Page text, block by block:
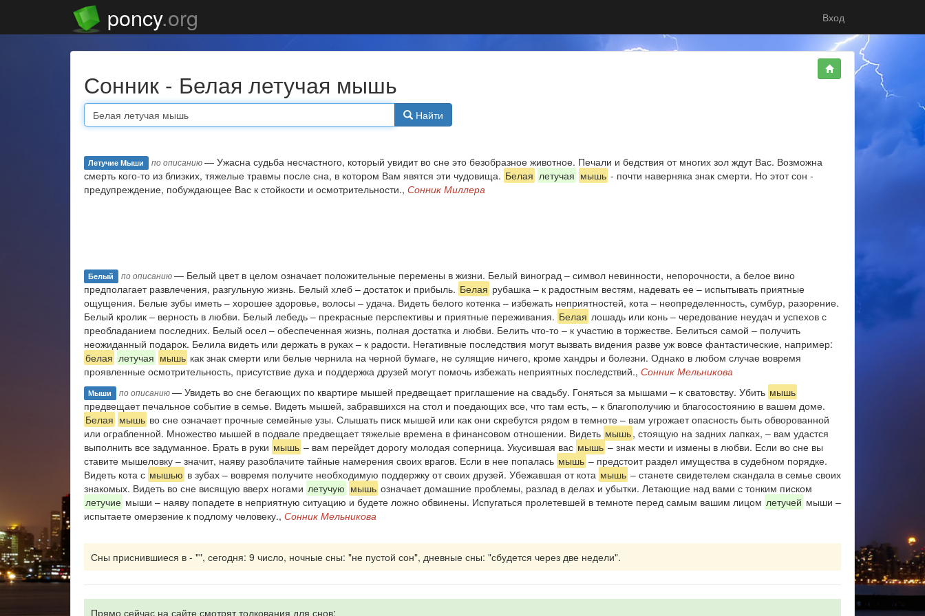
poncy.org Вход
Сонник - Белая летучая мышь
Найти
Летучие Мыши по описанию— Ужасна судьба несчастного, который увидит во сне это безобразное животное. Печали и бедствия от многих зол ждут Вас. Возможна
смерть кого-то из близких, тяжелые травмы после сна, в котором Вам явятся эти чудовища. Белая летучая мышь - почти наверняка знак смерти. Но этот сон -
предупреждение, побуждающее Вас к стойкости и осмотрительности., Сонник Миллера
Белый по описанию— Белый цвет в целом означает положительные перемены в жизни. Белый виноград – символ невинности, непорочности, а белое вино
предполагает развлечения, разгульную жизнь. Белый хлеб – достаток и прибыль. Белая рубашка – к радостным вестям, надевать ее – испытывать приятные
ощущения. Белые зубы иметь – хорошее здоровье, волосы – удача. Видеть белого котенка – избежать неприятностей, кота – неопределенность, сумбур, разорение.
Белый кролик – верность в любви. Белый лебедь – прекрасные перспективы и приятные переживания. Белая лошадь или конь – чередование неудач и успехов с
преобладанием последних. Белый осел – обеспеченная жизнь, полная достатка и любви. Белить что-то – к участию в торжестве. Белиться самой – получить
неожиданный подарок. Белила видеть или держать в руках – к радости. Негативные последствия могут вызвать видения разве уж вовсе фантастические, например:
белая летучая мышь как знак смерти или белые чернила на черной бумаге, не сулящие ничего, кроме хандры и болезни. Однако в любом случае вовремя
проявленные осмотрительность, присутствие духа и поддержка друзей могут помочь избежать неприятных последствий., Сонник Мельникова
Мыши по описанию— Увидеть во сне бегающих по квартире мышей предвещает приглашение на свадьбу. Гоняться за мышами – к сватовству. Убить мышь
предвещает печальное событие в семье. Видеть мышей, забравшихся на стол и поедающих все, что там есть, – к благополучию и благосостоянию в вашем доме.
Белая мышь во сне означает прочные семейные узы. Слышать писк мышей или как они скребутся рядом в темноте – вам угрожает опасность быть обворованной
или ограбленной. Множество мышей в подвале предвещает тяжелые времена в финансовом отношении. Видеть мышь, стоящую на задних лапках, – вам удастся
выполнить все задуманное. Брать в руки мышь – вам перейдет дорогу молодая соперница. Укусившая вас мышь – знак мести и измены в любви. Если во сне вы
ставите мышеловку – значит, наяву разоблачите тайные намерения своих врагов. Если в нее попалась мышь – предстоит раздел имущества в судебном порядке.
Видеть кота с мышью в зубах – вовремя получите необходимую поддержку от своих друзей. Убежавшая от кота мышь – станете свидетелем скандала в семье своих
знакомых. Видеть во сне висящую вверх ногами летучую мышь означает домашние проблемы, разлад в делах и убытки. Летающие над вами с тонким писком
летучие мыши – наяву попадете в неприятную ситуацию и будете ложно обвинены. Испугаться пролетевшей в темноте перед самым вашим лицом летучей мыши –
испытаете омерзение к подлому человеку., Сонник Мельникова
Сны приснившиеся в - "", сегодня: 9 число, ночные сны: "не пустой сон", дневные сны: "сбудется через две недели".
Прямо сейчас на сайте смотрят толкования для снов: